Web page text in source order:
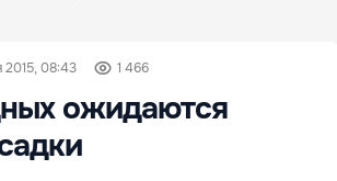
2015, 08:43 1 466
ожидаются